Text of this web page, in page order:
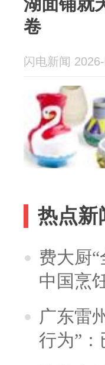
卷
闪电新闻
热点新
费大厨
中国烹
广东雷
行为”